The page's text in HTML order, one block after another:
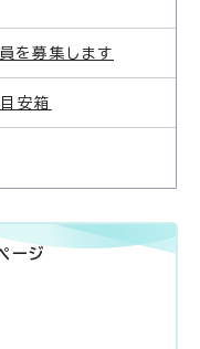
を募集します
安箱
ージ